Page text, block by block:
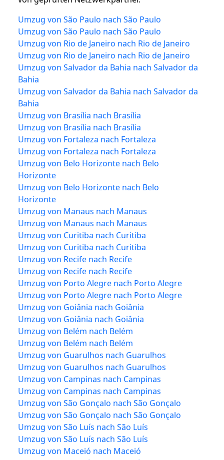
Umzug von São Paulo nach São Paulo
Umzug von São Paulo nach São Paulo
Umzug von Rio de Janeiro nach Rio de Janeiro
Umzug von Rio de Janeiro nach Rio de Janeiro
Umzug von Salvador da Bahia nach Salvador da
Bahia
Umzug von Salvador da Bahia nach Salvador da
Bahia
Umzug von Brasília nach Brasília
Umzug von Brasília nach Brasília
Umzug von Fortaleza nach Fortaleza
Umzug von Fortaleza nach Fortaleza
Umzug von Belo Horizonte nach Belo
Horizonte
Umzug von Belo Horizonte nach Belo
Horizonte
Umzug von Manaus nach Manaus
Umzug von Manaus nach Manaus
Umzug von Curitiba nach Curitiba
Umzug von Curitiba nach Curitiba
Umzug von Recife nach Recife
Umzug von Recife nach Recife
Umzug von Porto Alegre nach Porto Alegre
Umzug von Porto Alegre nach Porto Alegre
Umzug von Goiânia nach Goiânia
Umzug von Goiânia nach Goiânia
Umzug von Belém nach Belém
Umzug von Belém nach Belém
Umzug von Guarulhos nach Guarulhos
Umzug von Guarulhos nach Guarulhos
Umzug von Campinas nach Campinas
Umzug von Campinas nach Campinas
Umzug von São Gonçalo nach São Gonçalo
Umzug von São Gonçalo nach São Gonçalo
Umzug von São Luís nach São Luís
Umzug von São Luís nach São Luís
Umzug von Maceió nach Maceió